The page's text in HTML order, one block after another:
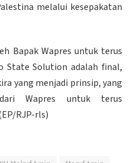
melalui kesepakatan
Bapak Wapres untuk terus
State Solution adalah final,
yang menjadi prinsip, yang
Wapres untuk terus
RJP-rls)